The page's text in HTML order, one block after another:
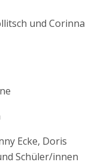
und Corinna
Ecke, Doris
Schüler/innen